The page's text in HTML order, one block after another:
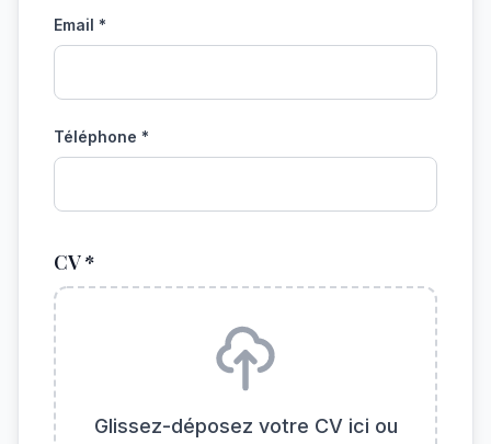
Email *
Téléphone *
CV *
Glissez-déposez votre CV ici ou